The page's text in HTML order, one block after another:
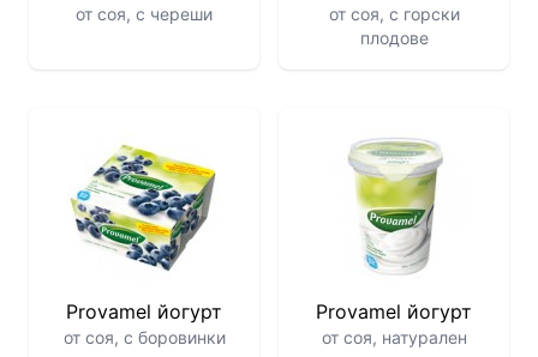
от соя, с череши
от соя, с горски
плодове
Provamel йогурт
от соя, с боровинки
Provamel йогурт
от соя, натурален